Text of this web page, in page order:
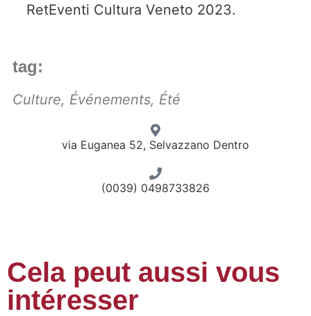
RetEventi Cultura Veneto 2023.
tag:
Culture, Événements, Été
via Euganea 52, Selvazzano Dentro
(0039) 0498733826
Cela peut aussi vous
intéresser